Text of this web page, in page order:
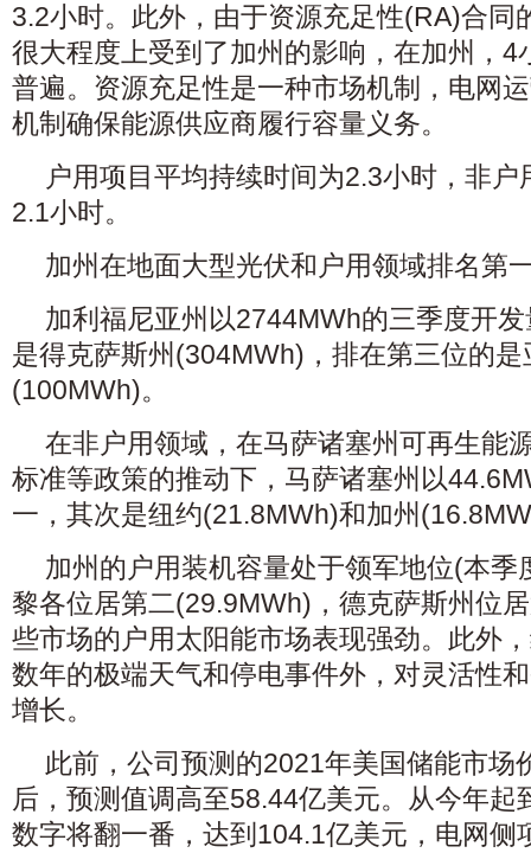
3.2小时。此外，由于资源充足性(RA)合同
很大程度上受到了加州的影响，在加州，4
普遍。资源充足性是一种市场机制，电网
机制确保能源供应商履行容量义务。
户用项目平均持续时间为2.3小时，非
2.1小时。
加州在地面大型光伏和户用领域排名第
加利福尼亚州以2744MWh的三季度开
是得克萨斯州(304MWh)，排在第三位的是
(100MWh)。
在非户用领域，在马萨诸塞州可再生能
标准等政策的推动下，马萨诸塞州以
一，其次是纽约(21.8MWh)和加州
加州的户用装机容量处于领军地位(本季
黎各位居第二(29.9MWh)，德克萨斯州位
些市场的户用太阳能市场表现强劲。此外
数年的极端天气和停电事件外，对灵活性
增长。
此前，公司预测的2021年美国储能市场
后，预测值调高至58.44亿美元。从今年起
数字将翻一番，达到104.1亿美元，电网侧